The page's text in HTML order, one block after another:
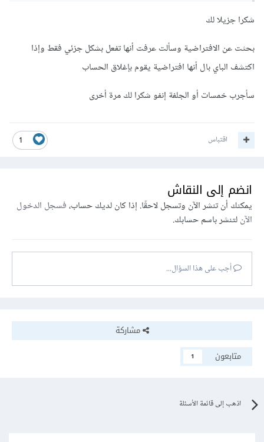
أنا صراحة أعاني من نفس مشكلتك، لم أحله بعد، لكن هذا ما سوف
أفعله، لا يوجد حل آخر، فكما قلت البنوك الجزائرية تفرض شروط
تعجيزية.
شكرا جزيلا لك
بحثت عن الافتراضية وسألت عرفت أنها تفعل بشكل جزئي فقط وإذا
اكتشف الباي بال أنها افتراضية يقوم بإغلاق الحساب
سأجرب خمسات أو الجلفة إنفو شكرا لك مرة أخرى
1 اقتباس
انضم إلى النقاش
يمكنك أن تنشر الآن وتسجل لاحقًا. إذا كان لديك حساب،فسجل الدخول
الآنلتنشر باسم حسابك.
أجب على هذا السؤال...
مشاركة
متابعون
1
اذهب إلى قائمة الأسئلة